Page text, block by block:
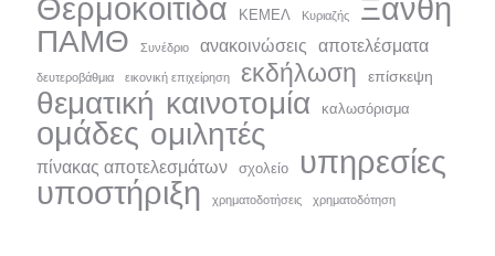
Θερμοκοιτίδα
ΚΕΜΕΛ Κυριαζής Ξάνθη
ΠΑΜΘ Συνέδριο ανακοινώσεις αποτελέσματα
δευτεροβάθμια εικονική επιχείρηση εκδήλωση επίσκεψη
θεματική καινοτομία καλωσόρισμα
ομάδες ομιλητές
πίνακας αποτελεσμάτων σχολείο
υπηρεσίες
υποστήριξη
χρηματοδοτήσεις χρηματοδότηση